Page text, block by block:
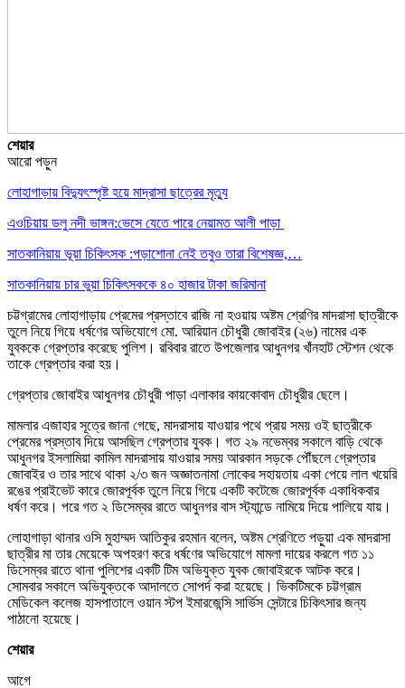
শেয়ার
আরো পড়ুন
লোহাগাড়ায় বিদ্যুৎস্পৃষ্ট হয়ে মাদ্রাসা ছাত্রের মৃত্যু
এওচিয়ায় ডলু নদী ভাঙ্গন:ভেসে যেতে পারে নেয়ামত আলী পাড়া
সাতকানিয়ায় ভূয়া চিকিৎসক :পড়াশোনা নেই তবুও তারা বিশেষজ্ঞ,…
সাতকানিয়ায় চার ভুয়া চিকিৎসককে ৪০ হাজার টাকা জরিমানা
চট্টগ্রামের লোহাগাড়ায় প্রেমের প্রস্তাবে রাজি না হওয়ায় অষ্টম শ্রেণির মাদরাসা ছাত্রীকে
তুলে নিয়ে গিয়ে ধর্ষণের অভিযোগে মো. আরিয়ান চৌধুরী জোবাইর (২৬) নামের এক
যুবককে গ্রেপ্তার করেছে পুলিশ। রবিবার রাতে উপজেলার আধুনগর খাঁনহাট স্টেশন থেকে
তাকে গ্রেপ্তার করা হয়।
গ্রেপ্তার জোবাইর আধুনগর চৌধুরী পাড়া এলাকার কায়কোবাদ চৌধুরীর ছেলে।
মামলার এজাহার সূত্রে জানা গেছে, মাদরাসায় যাওয়ার পথে প্রায় সময় ওই ছাত্রীকে
প্রেমের প্রস্তাব দিয়ে আসছিল গ্রেপ্তার যুবক। গত ২৯ নভেম্বর সকালে বাড়ি থেকে
আধুনগর ইসলামিয়া কামিল মাদরাসায় যাওয়ার সময় আরকান সড়কে পৌঁছলে গ্রেপ্তার
জোবাইর ও তার সাথে থাকা ২/৩ জন অজ্ঞাতনামা লোকের সহায়তায় একা পেয়ে লাল খয়েরি
রঙের প্রাইভেট কারে জোরপূর্বক তুলে নিয়ে গিয়ে একটি কটেজে জোরপূর্বক একাধিকবার
ধর্ষণ করে। পরে গত ২ ডিসেম্বর রাতে আধুনগর বাস স্ট্যান্ডে নামিয়ে দিয়ে পালিয়ে যায়।
লোহাগাড়া থানার ওসি মুহাম্মদ আতিকুর রহমান বলেন, অষ্টম শ্রেণিতে পড়ুয়া এক মাদরাসা
ছাত্রীর মা তার মেয়েকে অপহরণ করে ধর্ষণের অভিযোগে মামলা দায়ের করলে গত ১১
ডিসেম্বর রাতে থানা পুলিশের একটি টিম অভিযুক্ত যুবক জোবাইরকে আটক করে।
সোমবার সকালে অভিযুক্তকে আদালতে সোপর্দ করা হয়েছে। ভিকটিমকে চট্টগ্রাম
মেডিকেল কলেজ হাসপাতালে ওয়ান স্টপ ইমারজেন্সি সার্ভিস সেন্টারে চিকিৎসার জন্য
পাঠানো হয়েছে।
শেয়ার
আগে